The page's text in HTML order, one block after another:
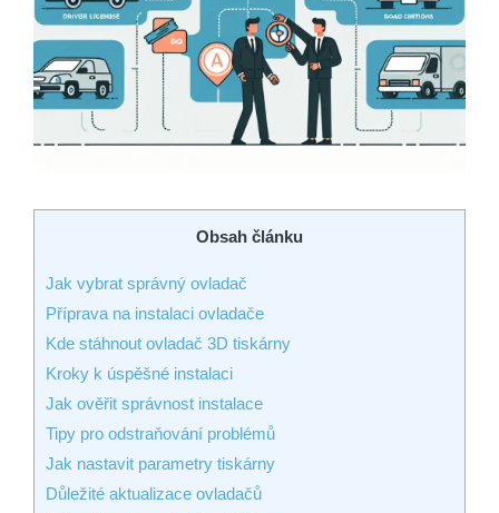
Obsah článku
Jak vybrat správný ovladač
Příprava na instalaci ovladače
Kde stáhnout ovladač 3D tiskárny
Kroky k úspěšné instalaci
Jak ověřit správnost instalace
Tipy pro odstraňování problémů
Jak nastavit parametry tiskárny
Důležité aktualizace ovladačů